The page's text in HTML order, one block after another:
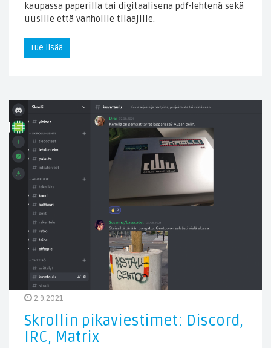
kaupassa paperilla tai digitaalisena pdf-lehtenä sekä
uusille että vanhoille tilaajille.
Lue lisää
2.9.2021
Skrollin pikaviestimet: Discord,
IRC, Matrix